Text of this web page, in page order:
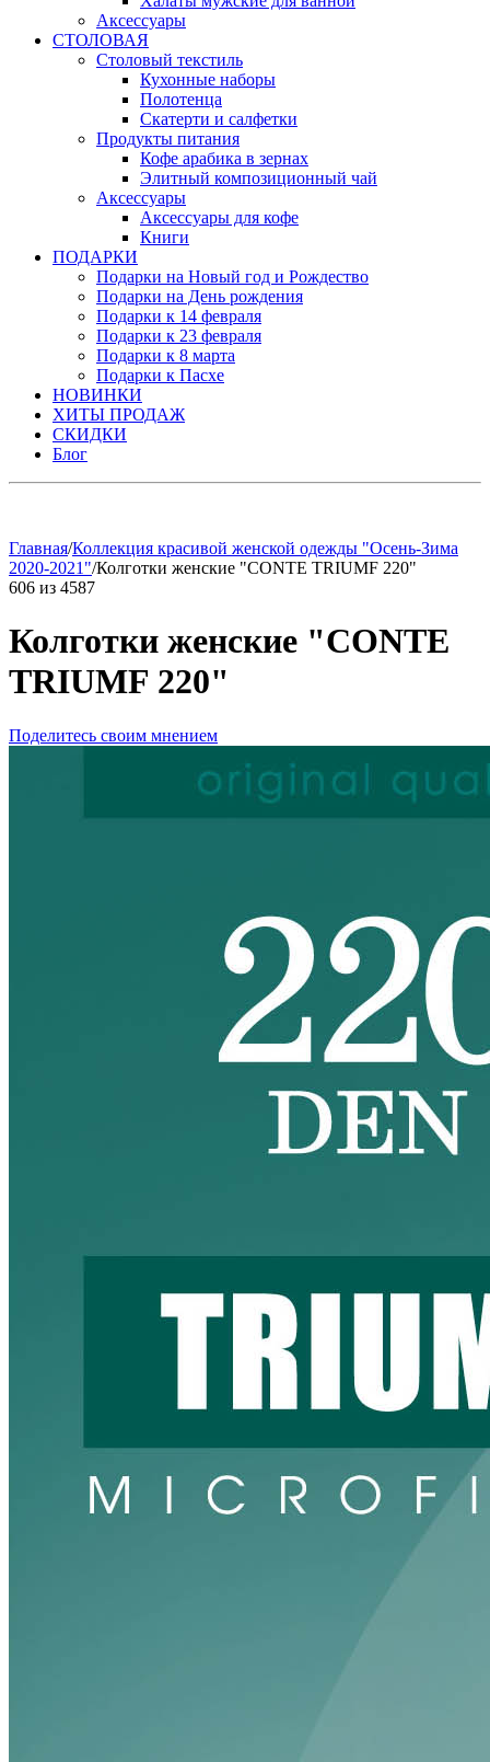
Аксессуары
СТОЛОВАЯ
Столовый текстиль
Кухонные наборы
Полотенца
Скатерти и салфетки
Продукты питания
Кофе арабика в зернах
Элитный композиционный чай
Аксессуары
Аксессуары для кофе
Книги
ПОДАРКИ
Подарки на Новый год и Рождество
Подарки на День рождения
Подарки к 14 февраля
Подарки к 23 февраля
Подарки к 8 марта
Подарки к Пасхе
НОВИНКИ
ХИТЫ ПРОДАЖ
СКИДКИ
Блог
Главная/Коллекция красивой женской одежды "Осень-Зима
2020-2021"/Колготки женские "CONTE TRIUMF 220"
606 из 4587
Колготки женские "CONTE
TRIUMF 220"
Поделитесь своим мнением